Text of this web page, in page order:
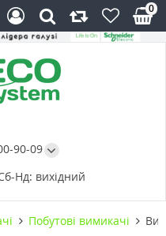
90-09
Нд: вихідний
0
Побутові вимикачі